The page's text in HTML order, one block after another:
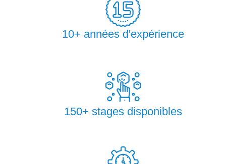
10+ années d'expérience
150+ stages disponibles